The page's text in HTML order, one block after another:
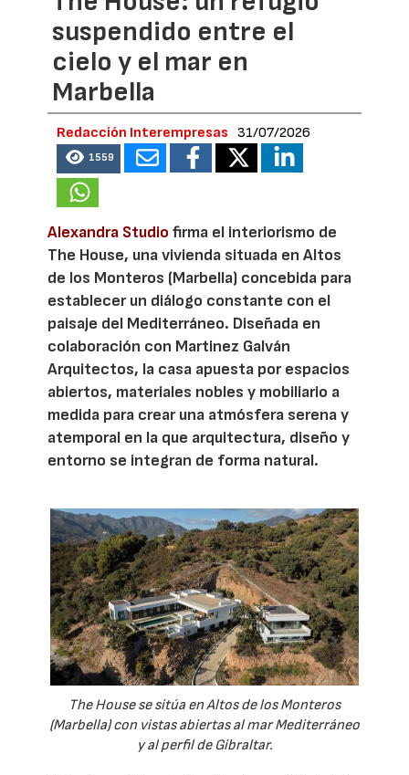
suspendido entre el
cielo y el mar en
Marbella
Redacción Interempresas 31/07/2026
1559
Alexandra Studio firma el interiorismo de
The House, una vivienda situada en Altos
de los Monteros (Marbella) concebida para
establecer un diálogo constante con el
paisaje del Mediterráneo. Diseñada en
colaboración con Martinez Galván
Arquitectos, la casa apuesta por espacios
abiertos, materiales nobles y mobiliario a
medida para crear una atmósfera serena y
atemporal en la que arquitectura, diseño y
entorno se integran de forma natural.
The House se sitúa en Altos de los Monteros
(Marbella) con vistas abiertas al mar Mediterráneo
y al perfil de Gibraltar.